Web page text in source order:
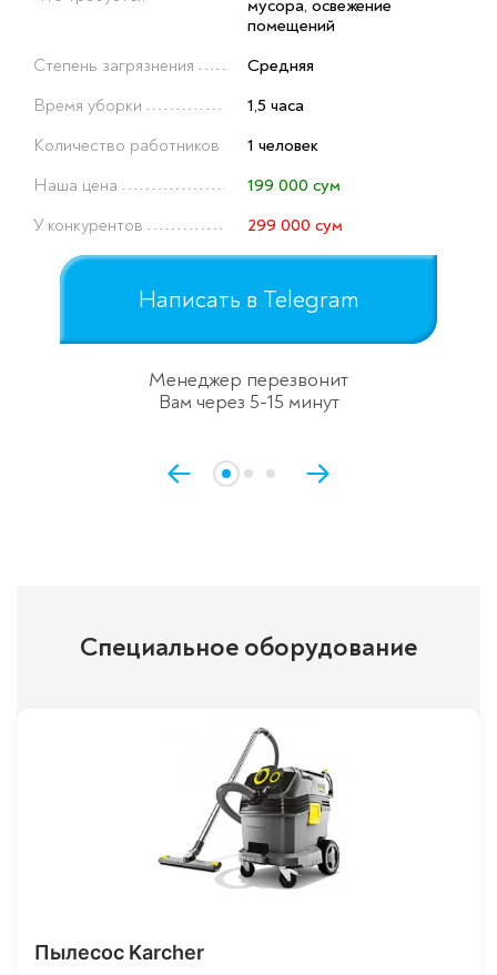
мусора, освежение
помещений
Степень загрязнения
Средняя
Время уборки
1,5 часа
Количество работников
1 человек
Наша цена
199 000 сум
У конкурентов
299 000 сум
Написать в Telegram
Менеджер перезвонит
Вам через 5-15 минут
Специальное оборудование
Пылесос Karcher